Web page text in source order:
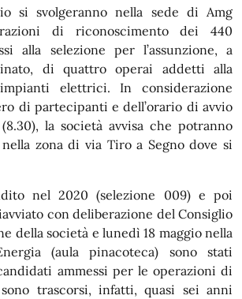
si svolgeranno nella sede di Amg
di riconoscimento dei 440
alla selezione per l’assunzione, a
di quattro operai addetti alla
elettrici. In considerazione
di partecipanti e dell’orario di avvio
la società avvisa che potranno
zona di via Tiro a Segno dove si
nel 2020 (selezione 009) e poi
con deliberazione del Consiglio
della società e lunedì 18 maggio nella
(aula pinacoteca) sono stati
ammessi per le operazioni di
sono trascorsi, infatti, quasi sei anni